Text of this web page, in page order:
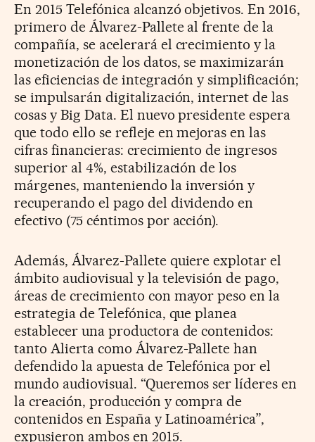
En 2015 Telefónica alcanzó objetivos. En 2016,
primero de Álvarez-Pallete al frente de la
compañía, se acelerará el crecimiento y la
monetización de los datos, se maximizarán
las eficiencias de integración y simplificación;
se impulsarán digitalización, internet de las
cosas y Big Data. El nuevo presidente espera
que todo ello se refleje en mejoras en las
cifras financieras: crecimiento de ingresos
superior al 4%, estabilización de los
márgenes, manteniendo la inversión y
recuperando el pago del dividendo en
efectivo (75 céntimos por acción).
Además, Álvarez-Pallete quiere explotar el
ámbito audiovisual y la televisión de pago,
áreas de crecimiento con mayor peso en la
estrategia de Telefónica, que planea
establecer una productora de contenidos:
tanto Alierta como Álvarez-Pallete han
defendido la apuesta de Telefónica por el
mundo audiovisual. “Queremos ser líderes en
la creación, producción y compra de
contenidos en España y Latinoamérica”,
expusieron ambos en 2015.